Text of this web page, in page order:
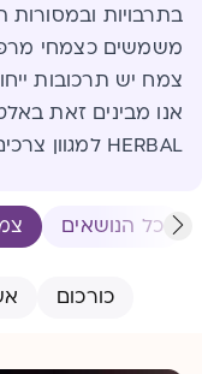
בתרבויות
משמשים כצמחי
צמח יש תרכובות
אנו מבינים זאת
HERBAL למגוון צרכים.
כל הנושאים
כורכום